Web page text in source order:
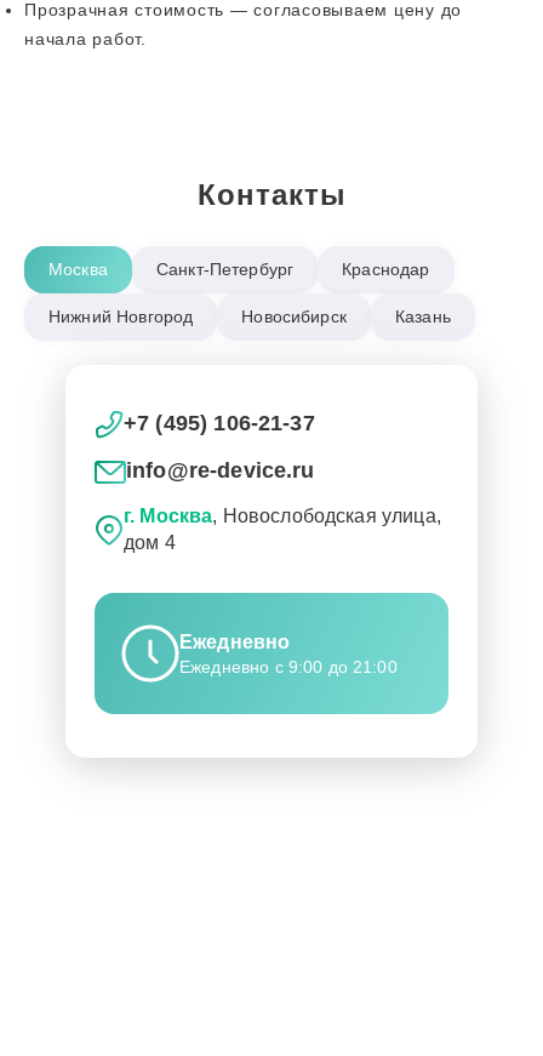
Прозрачная стоимость — согласовываем цену до
начала работ.
Контакты
Москва Санкт-Петербург Краснодар
Нижний Новгород Новосибирск Казань
+7 (495) 106-21-37
info@re-device.ru
г. Москва, Новослободская улица,
дом 4
Ежедневно
Ежедневно с 9:00 до 21:00